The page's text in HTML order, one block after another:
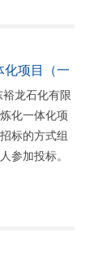
化项目（一
龙石化有限
化一体化项
标的方式组
参加投标。